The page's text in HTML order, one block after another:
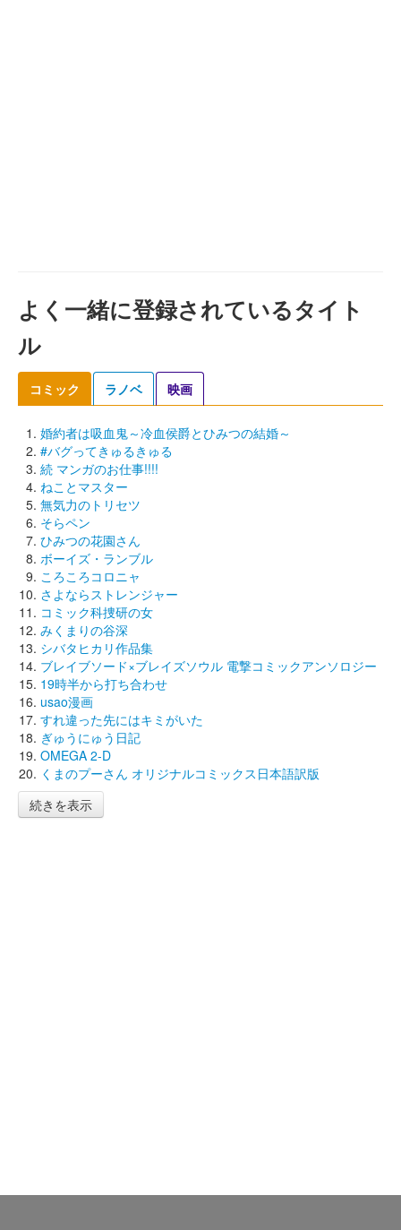
よく一緒に登録されているタイト
ル
コミック ラノベ 映画
婚約者は吸血鬼～冷血侯爵とひみつの結婚～
#バグってきゅるきゅる
続 マンガのお仕事!!!!
ねことマスター
無気力のトリセツ
そらペン
ひみつの花園さん
ボーイズ・ランブル
ころころコロニャ
さよならストレンジャー
コミック科捜研の女
みくまりの谷深
シバタヒカリ作品集
ブレイブソード×ブレイズソウル 電撃コミックアンソロジー
19時半から打ち合わせ
usao漫画
すれ違った先にはキミがいた
ぎゅうにゅう日記
OMEGA 2-D
くまのプーさん オリジナルコミックス日本語訳版
続きを表示